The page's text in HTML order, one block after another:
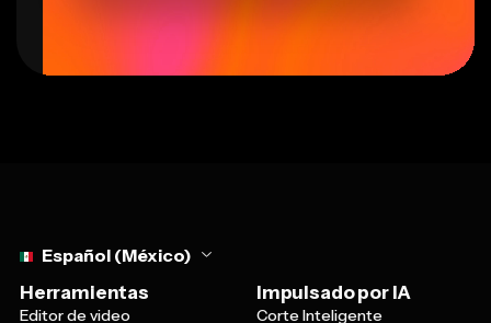
Español (México)
Herramientas
Editor de video
Impulsado por IA
Corte Inteligente